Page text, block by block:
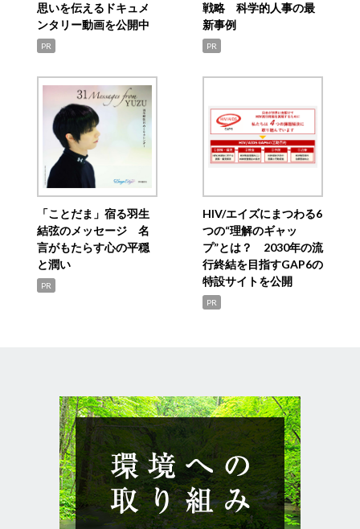
思いを伝えるドキュメ
ンタリー動画を公開中
PR
戦略 科学的人事の最
新事例
PR
「ことだま」宿る羽生
結弦のメッセージ 名
言がもたらす心の平穏
と潤い
PR
HIV/エイズにまつわる6
つの“理解のギャッ
プ”とは？ 2030年の流
行終結を目指すGAP6の
特設サイトを公開
PR